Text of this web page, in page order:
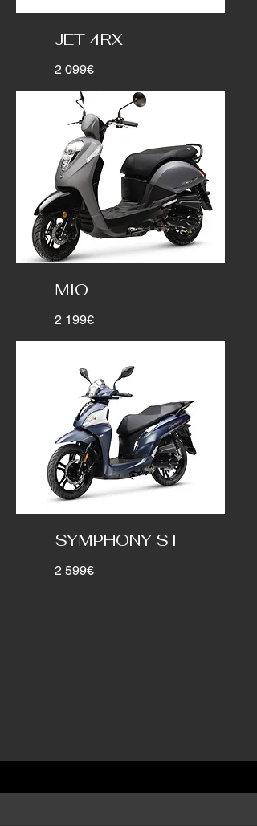
JET 4RX
2 099€
MIO
2 199€
SYMPHONY ST
2 599€